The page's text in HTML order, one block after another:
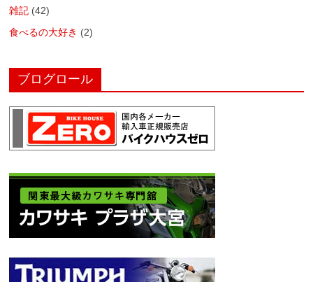
雑記 (42)
食べるの大好き (2)
ブログロール